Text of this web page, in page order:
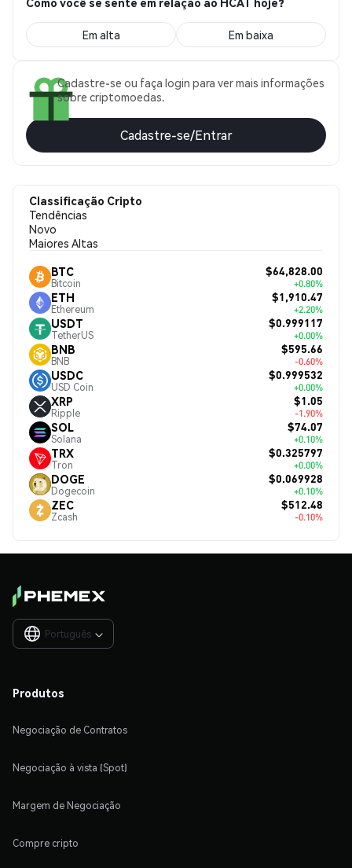
Em alta Em baixa
Cadastre-se ou faça login para ver mais informações
sobre criptomoedas.
Cadastre-se/Entrar
Classificação Cripto
Tendências
Novo
Maiores Altas
BTC
Bitcoin
$64,828.00
+0.80%
ETH
Ethereum
$1,910.47
+2.20%
USDT
TetherUS
$0.999117
+0.00%
BNB
BNB
$595.66
-0.60%
USDC
USD Coin
$0.999532
+0.00%
XRP
Ripple
$1.05
-1.90%
SOL
Solana
$74.07
+0.10%
TRX
Tron
$0.325797
+0.00%
DOGE
Dogecoin
$0.069928
+0.10%
ZEC
Zcash
$512.48
-0.10%
Português 
Produtos
Negociação de Contratos
Negociação à vista (Spot)
Margem de Negociação
Compre cripto